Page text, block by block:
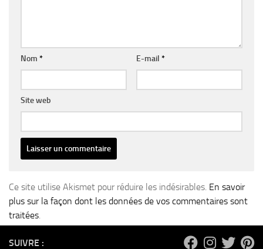
Nom * E-mail *
Site web
Ce site utilise Akismet pour réduire les indésirables. En savoir
plus sur la façon dont les données de vos commentaires sont
traitées.
SUIVRE :